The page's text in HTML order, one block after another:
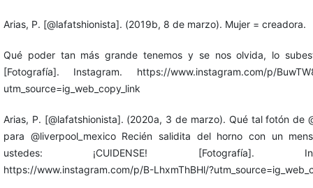
Arias, P. [@lafatshionista]. (2019b, 8 de marzo). Mujer = creadora.
Qué poder tan más grande tenemos y se nos olvida, lo
[Fotografía]. Instagram. https://www.instagram.com/p/
utm_source=ig_web_copy_link
Arias, P. [@lafatshionista]. (2020a, 3 de marzo). Qué tal fotón de
para @liverpool_mexico Recién salidita del horno con un
ustedes: ¡CUIDENSE! [Fotografía].
https://www.instagram.com/p/B-LhxmThBHl/